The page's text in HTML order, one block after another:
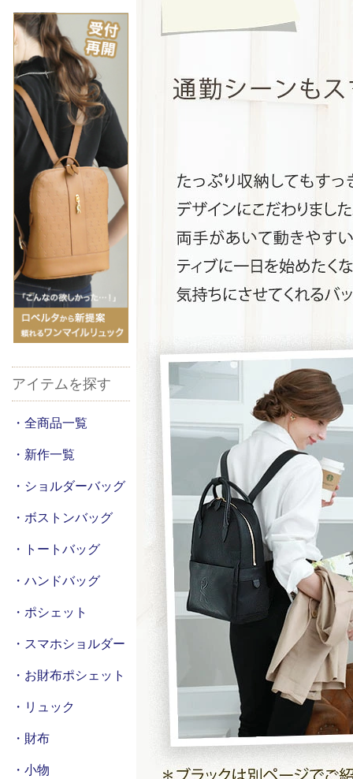
アイテムを探す
・全商品一覧
・新作一覧
・ショルダーバッグ
・ボストンバッグ
・トートバッグ
・ハンドバッグ
・ポシェット
・スマホショルダー
・お財布ポシェット
・リュック
・財布
・小物